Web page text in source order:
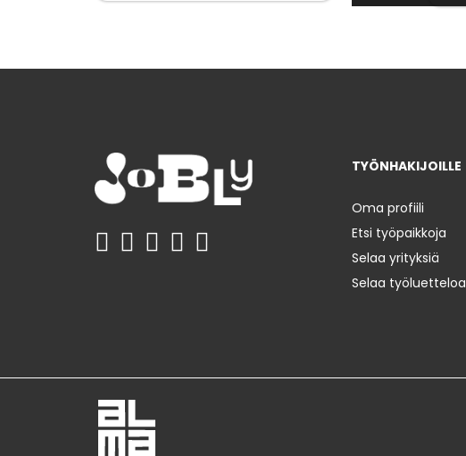
TYÖNHAKIJOILLE
Oma profiili
Etsi työpaikkoja
Selaa yrityksiä
Selaa työluetteloa